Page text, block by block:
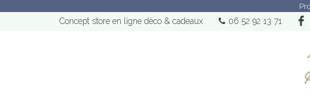
Concept store en ligne déco & cadeaux 06 52 92 13 71